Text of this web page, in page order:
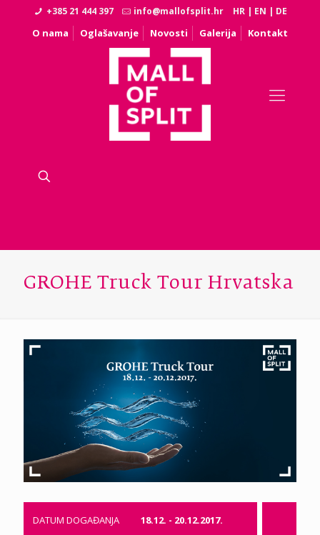
+385 21 444 397 info@mallofsplit.hr HR | EN | DE
O nama Oglašavanje Novosti Galerija Kontakt
GROHE Truck Tour Hrvatska
DATUM DOGAĐANJA 18.12. - 20.12.2017.